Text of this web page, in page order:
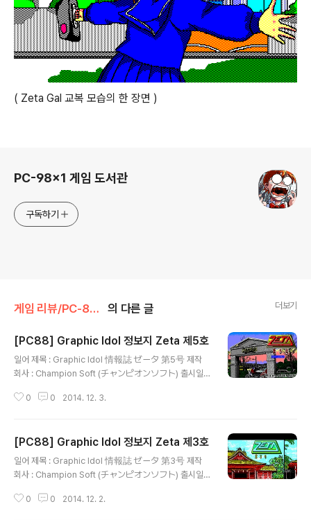
( Zeta Gal 교복 모습의 한 장면 )
PC-98x1 게임 도서관
구독하기
게임 리뷰/PC-8801 의 다른 글 더보기
[PC88] Graphic Idol 정보지 Zeta 제5호
일어 제목 : Graphic Idol 情報誌 ゼータ 第5号 제작
회사 : Champion Soft (チャンピオンソフト) 출시일 :
1980년대부터 꾸준히 성인용 게임을 제작하고 있는 Alic
서로 스타일이 다른 가공의 아이돌인 Zeta Girl에 관한 여
러 기사와 단편 만화, 소설, CG 교실, 하드웨어 정보가 실
린 잡지와 CG로 표현한 아이돌을 감상할 수 있는 플로피
Zeta 시리즈의 제5호로 Zeta Gal - 각자의 여름 모습, Z
0 0 2014. 12. 3.
[PC88] Graphic Idol 정보지 Zeta 제3호
일어 제목 : Graphic Idol 情報誌 ゼータ 第3号 제작
회사 : Champion Soft (チャンピオンソフト) 출시일 :
1980년대부터 꾸준히 성인용 게임을 제작하고 있는 Alic
0 0 2014. 12. 2.